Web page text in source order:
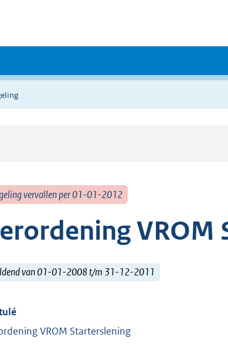
vervallen per 01-01-2012
VROM
van 01-01-2008 t/m 31-12-2011
VROM Starterslening